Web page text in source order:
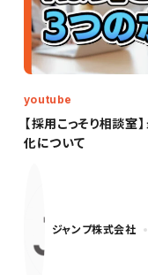
【採用こっそり相談
化について
youtube
ジャンプ株式会社